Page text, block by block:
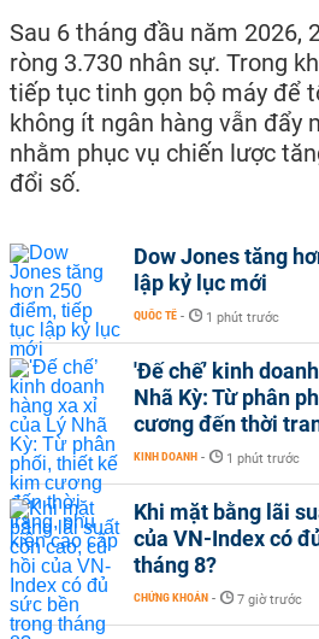
Sau 6 tháng đầu năm 2026,
ròng 3.730 nhân sự. Trong
tiếp tục tinh gọn bộ máy để
không ít ngân hàng vẫn đẩy
nhằm phục vụ chiến lược
đổi số.
Dow Jones tăng
lập kỷ lục mới
QUỐC TẾ - 1 phút trước
'Đế chế’ kinh
Nhã Kỳ: Từ phân
cương đến thời
KINH DOANH - 1 phút trước
Khi mặt bằng lãi
của VN-Index có
tháng 8?
CHỨNG KHOÁN - 7 giờ trước